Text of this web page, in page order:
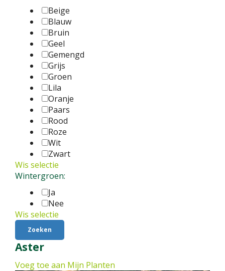
Beige
Blauw
Bruin
Geel
Gemengd
Grijs
Groen
Lila
Oranje
Paars
Rood
Roze
Wit
Zwart
Wis selectie
Wintergroen:
Ja
Nee
Wis selectie
Aster
Voeg toe aan Mijn Planten